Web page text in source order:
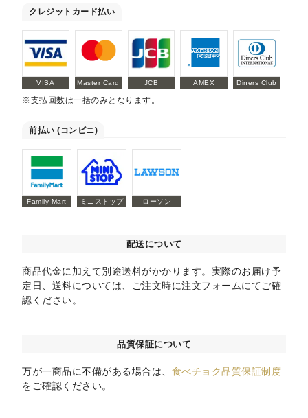
クレジットカード払い
VISA Master Card JCB AMEX Diners Club
※支払回数は一括のみとなります。
前払い (コンビニ)
Family Mart ミニストップ ローソン
配送について
商品代金に加えて別途送料がかかります。実際のお届け予
定日、送料については、ご注文時に注文フォームにてご確
認ください。
品質保証について
万が一商品に不備がある場合は、 食べチョク品質保証制度
をご確認ください。